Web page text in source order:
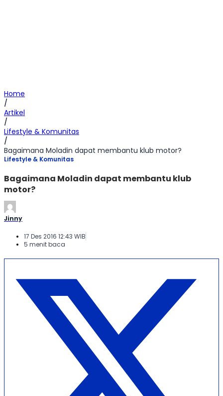
Home
/
Artikel
/
Lifestyle & Komunitas
/
Bagaimana Moladin dapat membantu klub motor?
Lifestyle & Komunitas
Bagaimana Moladin dapat membantu klub
motor?
Jinny
17 Des 2016 12:43 WIB
5 menit baca